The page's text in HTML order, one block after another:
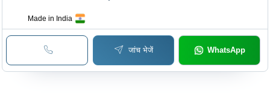
Made in India
जांच भेजें WhatsApp